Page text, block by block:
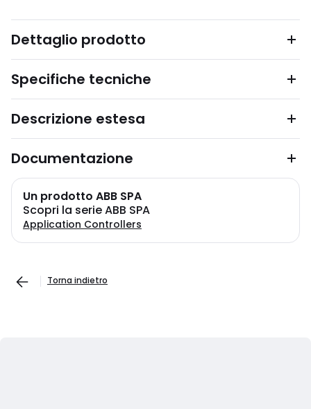
Dettaglio prodotto
Specifiche tecniche
Descrizione estesa
Documentazione
Un prodotto ABB SPA
Scopri la serie ABB SPA
Application Controllers
Torna indietro